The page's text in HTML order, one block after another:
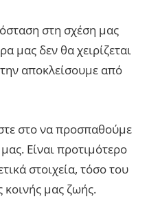
στη σχέση μας
μας δεν θα χειρίζεται
αποκλείσουμε από
στο να προσπαθούμε
Είναι προτιμότερο
στοιχεία, τόσο του
κοινής μας ζωής.